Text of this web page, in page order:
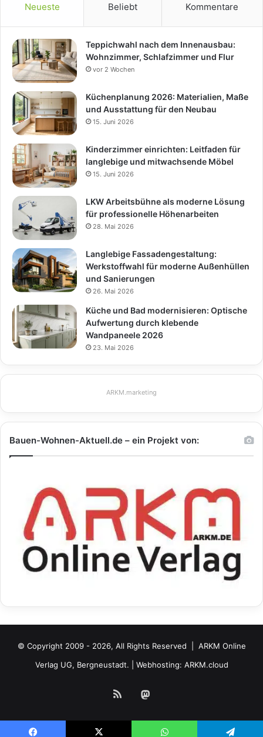
Neueste Beliebt Kommentare
Teppichwahl nach dem Innenausbau:
Wohnzimmer, Schlafzimmer und Flur
vor 2 Wochen
Küchenplanung 2026: Materialien, Maße
und Ausstattung für den Neubau
15. Juni 2026
Kinderzimmer einrichten: Leitfaden für
langlebige und mitwachsende Möbel
15. Juni 2026
LKW Arbeitsbühne als moderne Lösung
für professionelle Höhenarbeiten
28. Mai 2026
Langlebige Fassadengestaltung:
Werkstoffwahl für moderne Außenhüllen
und Sanierungen
26. Mai 2026
Küche und Bad modernisieren: Optische
Aufwertung durch klebende
Wandpaneele 2026
23. Mai 2026
ARKM.marketing
Bauen-Wohnen-Aktuell.de – ein Projekt von:
© Copyright 2009 - 2026, All Rights Reserved | ARKM Online
Verlag UG, Bergneustadt. | Webhosting: ARKM.cloud
RSS